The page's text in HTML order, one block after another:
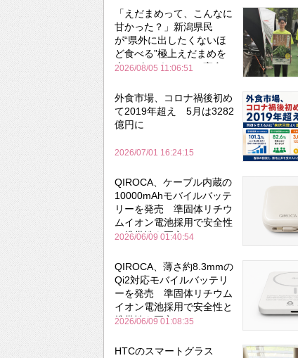
「えだまめって、こんなに
甘かった？」新潟県民
が“県外に出したくないほ
ど食べる”極上えだまめを
森のビアガーデンで実食
2026/08/05 11:06:51
外食市場、コロナ禍後初め
て2019年超え 5月は3282
億円に
2026/07/01 16:24:15
QIROCA、ケーブル内蔵の
10000mAhモバイルバッテ
リーを発売 準固体リチウ
ムイオン電池採用で安全性
と携帯性を両立
2026/06/09 01:40:54
QIROCA、薄さ約8.3mmの
Qi2対応モバイルバッテリ
ーを発売 準固体リチウム
イオン電池採用で安全性と
携帯性を両立
2026/06/09 01:08:35
HTCのスマートグラス